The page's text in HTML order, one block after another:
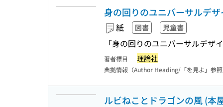
身の回りのユニバーサルデザ
紙 図書 児童書
「身の回りのユニバーサルデザ
著者標目 理論社
典拠情報（Author Heading/「を見よ」参
ルビねことドラゴンの風 (本